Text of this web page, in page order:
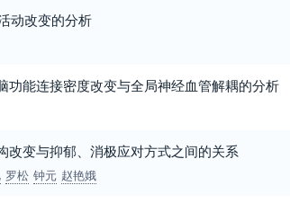
动改变的分析
功能连接密度改变与全局神经血管解耦的分析
变与抑郁、消极应对方式之间的关系
罗松 钟元 赵艳娥